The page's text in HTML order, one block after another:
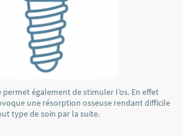
permet également de stimuler l’os. En effet
une résorption osseuse rendant difficile
type de soin par la suite.